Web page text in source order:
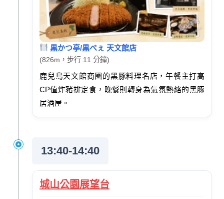
黒かつ亭/黒べぇ 天文館店
(826m，步行 11 分鐘)
鹿兒島天文館商圈的黑豚料理名店，午餐主打高
CP值炸豬排定食，晚餐則轉身為氣氛熱絡的黑豚
居酒屋。
13:40-14:40
城山公園展望台